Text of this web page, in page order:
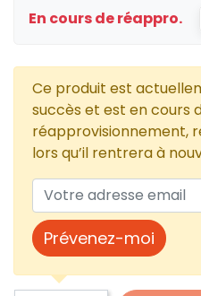
En cours de réappro.
Ce produit est
succès et est en cours
réapprovisionnement,
lors qu’il rentrera à
Prévenez-moi